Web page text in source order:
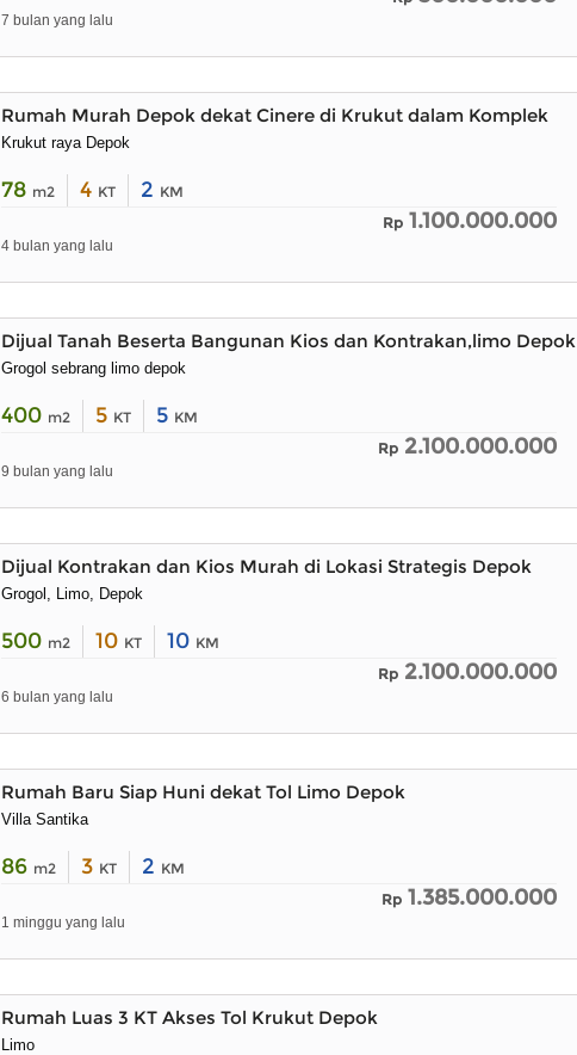
7 bulan yang lalu
Rumah Murah Depok dekat Cinere di Krukut dalam Komplek
Krukut raya Depok
78 m2 4 KT 2 KM
Rp 1.100.000.000
4 bulan yang lalu
Dijual Tanah Beserta Bangunan Kios dan Kontrakan,limo Depok
Grogol sebrang limo depok
400 m2 5 KT 5 KM
Rp 2.100.000.000
9 bulan yang lalu
Dijual Kontrakan dan Kios Murah di Lokasi Strategis Depok
Grogol, Limo, Depok
500 m2 10 KT 10 KM
Rp 2.100.000.000
6 bulan yang lalu
Rumah Baru Siap Huni dekat Tol Limo Depok
Villa Santika
86 m2 3 KT 2 KM
Rp 1.385.000.000
1 minggu yang lalu
Rumah Luas 3 KT Akses Tol Krukut Depok
Limo